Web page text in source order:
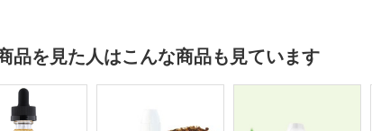
品を見た人はこんな商品も見ています